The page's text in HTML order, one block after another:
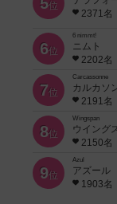
位
2371名
6位
6 nimmt!
ニムト
2202名
7位
Carcassonne
カルカソ
2191名
8位
Wingspan
ウイング
2150名
9位
Azul
アズール
1903名